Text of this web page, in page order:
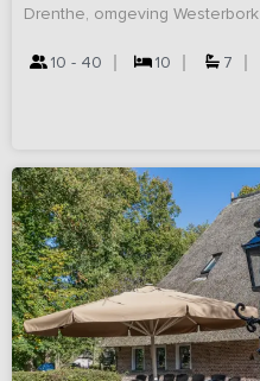
Drenthe, omgeving Westerbork
10 - 40 10 7